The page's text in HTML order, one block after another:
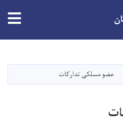
main
content
عضو مسلکی تدارکات